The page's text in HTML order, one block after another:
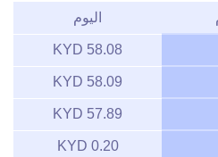
اليوم
58.08 KYD
58.09 KYD
57.89 KYD
0.20 KYD